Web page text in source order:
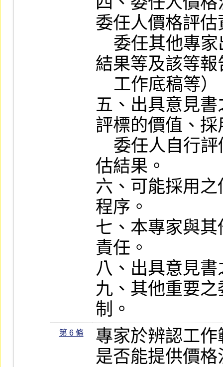
委任人價格評
結果等及該等
五、出具意見
評標的價值、
估結果。
六、可能採用
程序。
七、本專家與
責任。
八、出具意見
九、其他重要
制。
第 6 條
專家於辨認工
是否能提供價